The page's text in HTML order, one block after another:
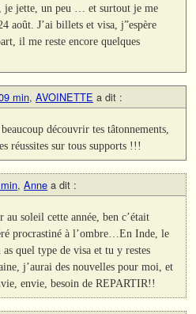
je jette, un peu … et surtout je me
août. J’ai billets et visa, j”espère
il me reste encore quelques
min, AVOINETTE a dit :
découvrir tes tâtonnements,
réussites sur tous supports !!!
, Anne a dit :
soleil cette année, ben c’était
procrastiné à l’ombre…En Inde, le
quel type de visa et tu y restes
j’aurai des nouvelles pour moi, et
envie, besoin de REPARTIR!!